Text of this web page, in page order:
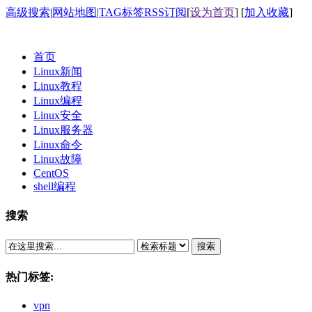
高级搜索|网站地图|TAG标签RSS订阅[设为首页] [加入收藏]
首页
Linux新闻
Linux教程
Linux编程
Linux安全
Linux服务器
Linux命令
Linux故障
CentOS
shell编程
搜索
搜索
热门标签:
vpn